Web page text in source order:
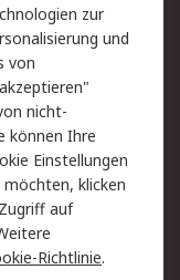
Konditionen
zur
und
von
nicht-
können Ihre
Einstellungen
klicken
auf
Richtlinie.